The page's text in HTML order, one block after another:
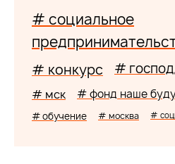
# социальное
# конкурс #
# мск # фонд наше
# обучение # москва #